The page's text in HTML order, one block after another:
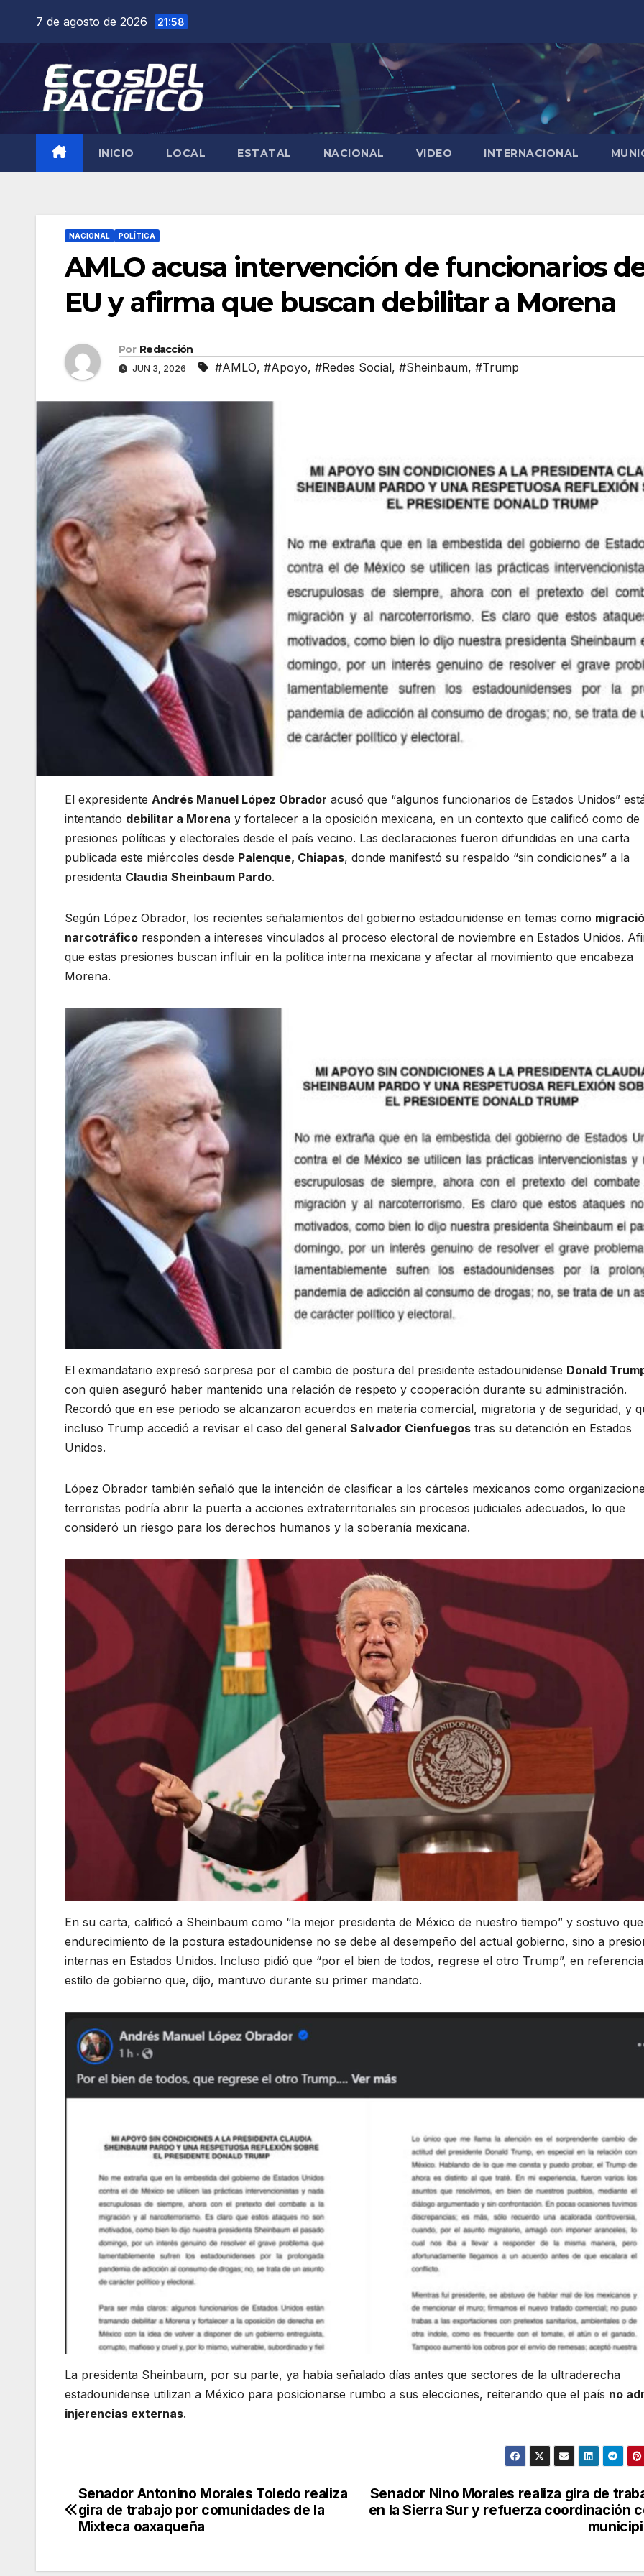
contenido
7 de agosto de 2026 21:58
INICIO LOCAL ESTATAL NACIONAL VIDEO INTERNACIONAL
NACIONAL POLÍTICA
AMLO acusa intervención de funcionarios
EU y afirma que buscan debilitar a Morena
Por Redacción
JUN 3, 2026 #AMLO, #Apoyo, #Redes Social, #Sheinbaum, #Trump
El expresidente Andrés Manuel López Obrador acusó que “algunos funcionarios de Estados Unidos”
intentando debilitar a Morena y fortalecer a la oposición mexicana, en un contexto que calificó como de
presiones políticas y electorales desde el país vecino. Las declaraciones fueron difundidas en una carta
publicada este miércoles desde Palenque, Chiapas, donde manifestó su respaldo “sin condiciones” a la
presidenta Claudia Sheinbaum Pardo.
Según López Obrador, los recientes señalamientos del gobierno estadounidense en temas como
narcotráfico responden a intereses vinculados al proceso electoral de noviembre en Estados Unidos.
que estas presiones buscan influir en la política interna mexicana y afectar al movimiento que encabeza
Morena.
El exmandatario expresó sorpresa por el cambio de postura del presidente estadounidense Donald
con quien aseguró haber mantenido una relación de respeto y cooperación durante su administración.
Recordó que en ese periodo se alcanzaron acuerdos en materia comercial, migratoria y de seguridad, y
incluso Trump accedió a revisar el caso del general Salvador Cienfuegos tras su detención en Estados
Unidos.
López Obrador también señaló que la intención de clasificar a los cárteles mexicanos como
terroristas podría abrir la puerta a acciones extraterritoriales sin procesos judiciales adecuados, lo que
consideró un riesgo para los derechos humanos y la soberanía mexicana.
En su carta, calificó a Sheinbaum como “la mejor presidenta de México de nuestro tiempo” y sostuvo
endurecimiento de la postura estadounidense no se debe al desempeño del actual gobierno, sino a
internas en Estados Unidos. Incluso pidió que “por el bien de todos, regrese el otro Trump”, en
estilo de gobierno que, dijo, mantuvo durante su primer mandato.
La presidenta Sheinbaum, por su parte, ya había señalado días antes que sectores de la ultraderecha
estadounidense utilizan a México para posicionarse rumbo a sus elecciones, reiterando que el país no
injerencias externas.
Navegación
de
Senador Nino Morales realiza gira de
en la Sierra Sur y refuerza coordinación
Senador Antonino Morales Toledo realiza
gira de trabajo por comunidades de la
Mixteca oaxaqueña